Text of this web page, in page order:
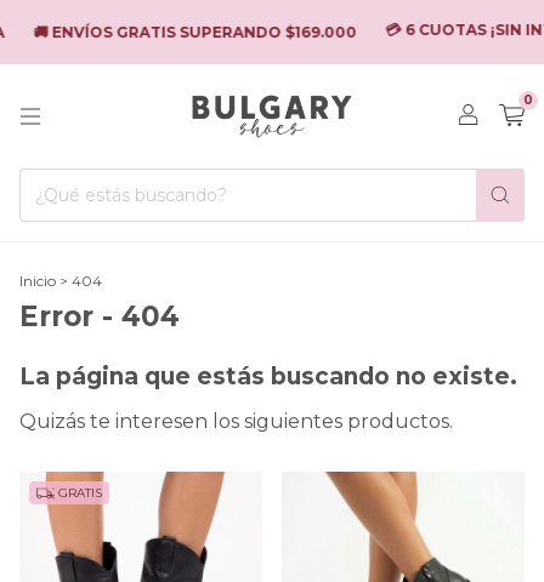
🚚 ENVÍOS GRATIS SUPERANDO $169.000 💳 6 CUOTAS ¡SIN
0
Inicio > 404
Error - 404
La página que estás buscando no existe.
Quizás te interesen los siguientes productos.
GRATIS